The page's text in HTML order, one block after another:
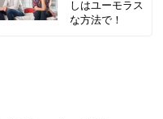
しはユーモラス
な方法で！